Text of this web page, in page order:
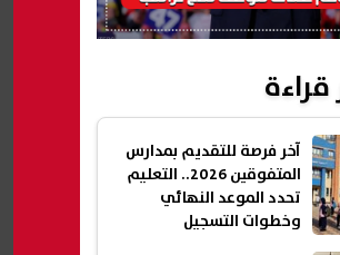
قراءة
آخر فرصة للتقديم بمدارس
المتفوقين 2026.. التعليم
تحدد الموعد النهائي
وخطوات التسجيل